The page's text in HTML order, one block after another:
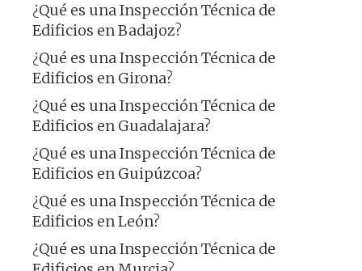
¿Qué es una Inspección Técnica de
Edificios en Badajoz?
¿Qué es una Inspección Técnica de
Edificios en Girona?
¿Qué es una Inspección Técnica de
Edificios en Guadalajara?
¿Qué es una Inspección Técnica de
Edificios en Guipúzcoa?
¿Qué es una Inspección Técnica de
Edificios en León?
¿Qué es una Inspección Técnica de